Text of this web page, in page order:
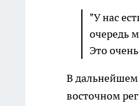
"У нас
очередь
Это
В дальнейшем
восточном